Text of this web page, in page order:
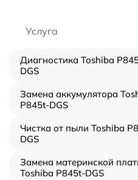
Услуга
Диагностика Toshiba
DGS
Замена аккумулятора
P845t-DGS
Чистка от пыли Toshiba
DGS
Замена материнской
Toshiba P845t-DGS